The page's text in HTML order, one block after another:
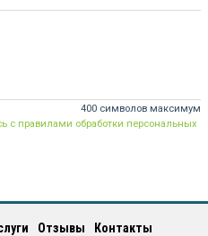
400 символов максимум
с правилами обработки персональных
Отзывы
Контакты